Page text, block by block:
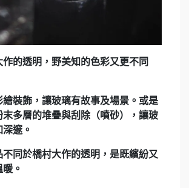
的透明，野美知的色彩又更不同
繪裝飾，讓玻璃有故事及場景。或是
末多層的堆疊與刮除（噴砂），讓玻
深邃。
不同於橋村大作的透明，是既繽紛又
。